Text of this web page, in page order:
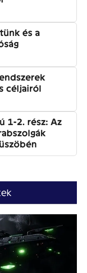
és a
céljairól
1-2. rész: Az